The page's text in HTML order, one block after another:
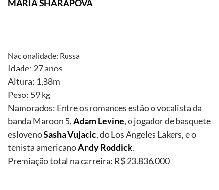
MARIA SHARAPOVA
Nacionalidade: Russa
Idade: 27 anos
Altura: 1,88m
Peso: 59 kg
Namorados: Entre os romances estão o vocalista da
banda Maroon 5,Adam Levine, o jogador de basquete
eslovenoSasha Vujacic, do Los Angeles Lakers, e o
tenista americanoAndy Roddick.
Premiação total na carreira: R$ 23.836.000